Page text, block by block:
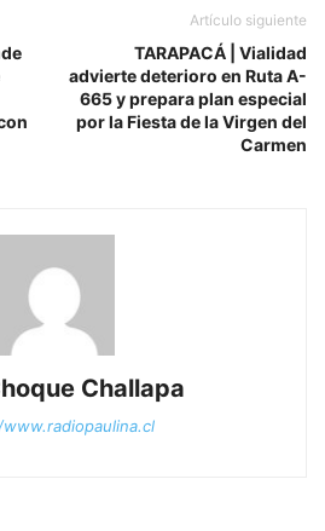
Artículo siguiente
TARAPACÁ | Vialidad
advierte deterioro en Ruta A-
665 y prepara plan especial
por la Fiesta de la Virgen del
Carmen
Challapa